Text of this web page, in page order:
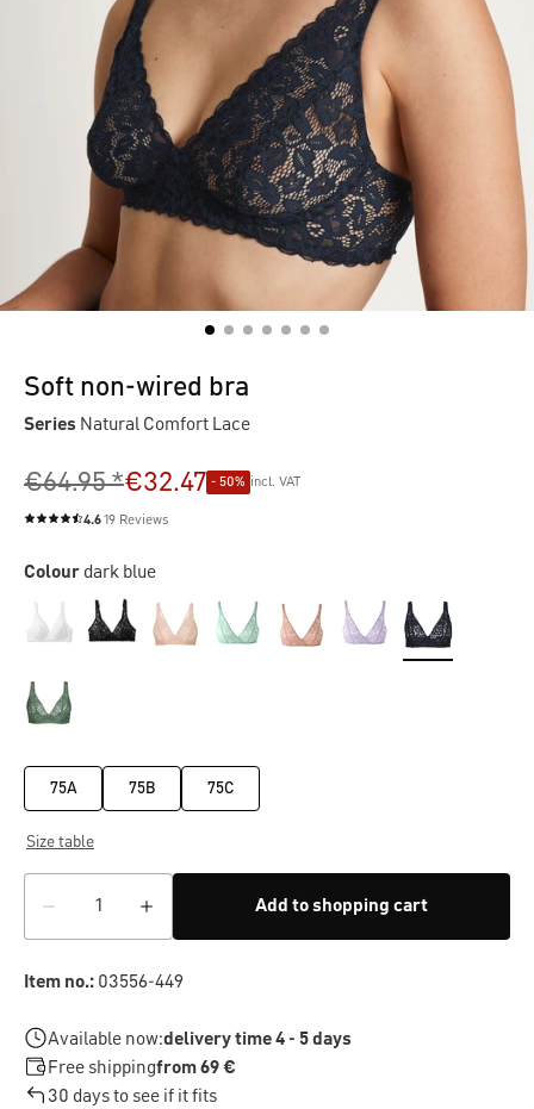
Soft non-wired bra
Series Natural Comfort Lace
€64.95 *€32.47 - 50% incl. VAT
Average rating of 4.6 out of 5 stars
4.619 Reviews
Colour dark blue
75A 75B 75C
Size table
Add to shopping cart
Item no.: 03556-449
Available now:delivery time 4 - 5 days
Free shippingfrom 69 €
30 days to see if it fits